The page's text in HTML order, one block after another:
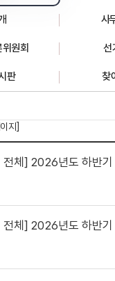
사
원회 선
판 찾
지]
] 2026년도 하반기 일반공정선거지
2026년도 하반기 일반공정선거지원단 서류심사